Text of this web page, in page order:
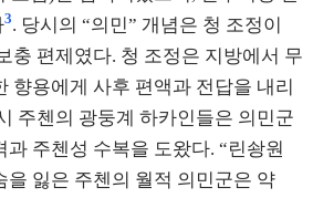
3. 당시의 “의민” 개념은 청 조정이
충 편제였다. 청 조정은 지방에서 무
향용에게 사후 편액과 전답을 내리
주첸의 광둥계 하카인들은 의민군
주첸성 수복을 도왔다. “린솽원
을 잃은 주첸의 월적 의민군은 약